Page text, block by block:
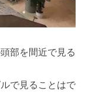
部を間近で見る
で見ることはで